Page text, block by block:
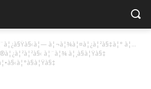
à¦¬à¦¾à¦¤à¦¿à¦²à§‡à¦° à¦…
à¦¨à¦¾ à¦¸à§à¦Ÿà§‡